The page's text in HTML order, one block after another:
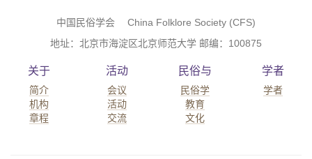
中国民俗学会 China Folklore Society (CFS)
地址：北京市海淀区北京师范大学 邮编：100875
关于
简介
机构
章程
活动
会议
活动
交流
民俗与
民俗学
教育
文化
学者
学者